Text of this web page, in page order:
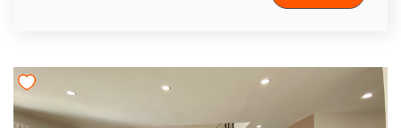
sud, une cusine indépendante, 3 chambres, salle d'eau et
nombreux vehicules.